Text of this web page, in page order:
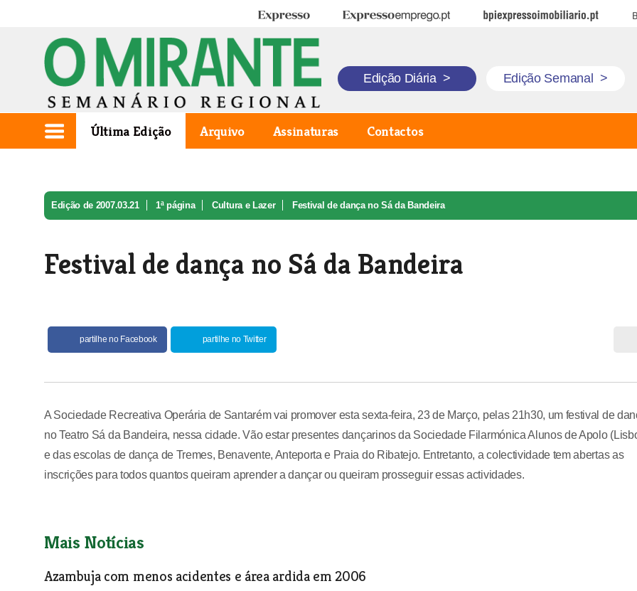
Expresso Expresso Emprego BPI Expresso Imobiliário
Edição Diária > Edição Semanal >
Última Edição Arquivo Assinaturas Contactos
Edição de 2007.03.21 1ª página Cultura e Lazer Festival de dança no Sá da Bandeira
Festival de dança no Sá da Bandeira
partilhe no Facebook partilhe no Twitter
A Sociedade Recreativa Operária de Santarém vai promover esta sexta-feira, 23 de Março, pelas 21h30, um festival de
no Teatro Sá da Bandeira, nessa cidade. Vão estar presentes dançarinos da Sociedade Filarmónica Alunos de Apolo
e das escolas de dança de Tremes, Benavente, Anteporta e Praia do Ribatejo. Entretanto, a colectividade tem abertas as
inscrições para todos quantos queiram aprender a dançar ou queiram prosseguir essas actividades.
Mais Notícias
Azambuja com menos acidentes e área ardida em 2006